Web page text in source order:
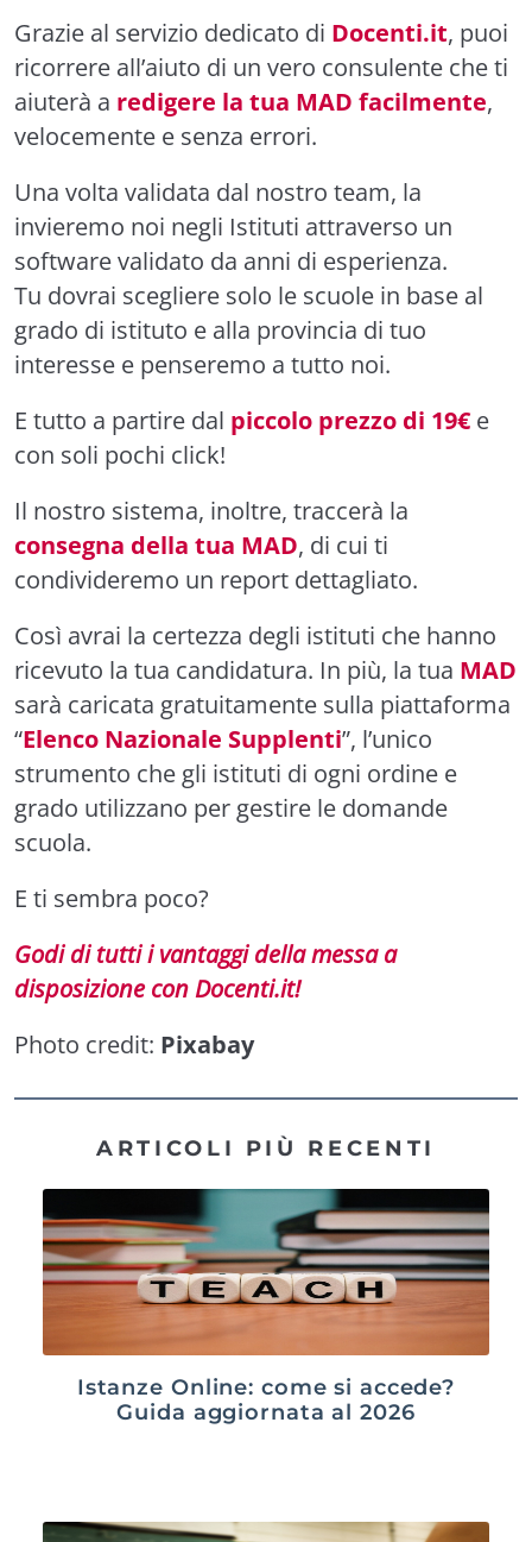
Grazie al servizio dedicato di Docenti.it, puoi
ricorrere all’aiuto di un vero consulente che ti
aiuterà a redigere la tua MAD facilmente,
velocemente e senza errori.
Una volta validata dal nostro team, la
invieremo noi negli Istituti attraverso un
software validato da anni di esperienza.
Tu dovrai scegliere solo le scuole in base al
grado di istituto e alla provincia di tuo
interesse e penseremo a tutto noi.
E tutto a partire dal piccolo prezzo di 19€ e
con soli pochi click!
Il nostro sistema, inoltre, traccerà la
consegna della tua MAD, di cui ti
condivideremo un report dettagliato.
Così avrai la certezza degli istituti che hanno
ricevuto la tua candidatura. In più, la tua MAD
sarà caricata gratuitamente sulla piattaforma
“Elenco Nazionale Supplenti”, l’unico
strumento che gli istituti di ogni ordine e
grado utilizzano per gestire le domande
scuola.
E ti sembra poco?
Godi di tutti i vantaggi della messa a
disposizione con Docenti.it!
Photo credit: Pixabay
ARTICOLI PIÙ RECENTI
Istanze Online: come si accede?
Guida aggiornata al 2026